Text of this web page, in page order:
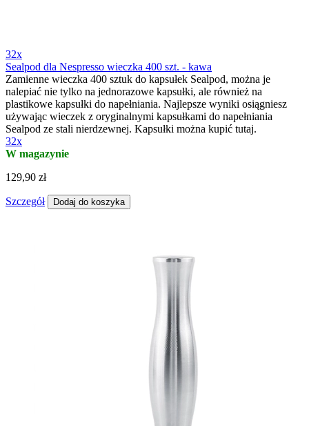
32x
Sealpod dla Nespresso wieczka 400 szt. - kawa
Zamienne wieczka 400 sztuk do kapsułek Sealpod, można je
nalepiać nie tylko na jednorazowe kapsułki, ale również na
plastikowe kapsułki do napełniania. Najlepsze wyniki osiągniesz
używając wieczek z oryginalnymi kapsułkami do napełniania
Sealpod ze stali nierdzewnej. Kapsułki można kupić tutaj.
32x
W magazynie
129,90 zł
Szczegół Dodaj do koszyka